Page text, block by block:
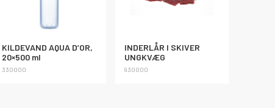
KILDEVAND AQUA D’OR,
20×500 ml
330000
INDERLÅR I SKIVER
UNGKVÆG
930000